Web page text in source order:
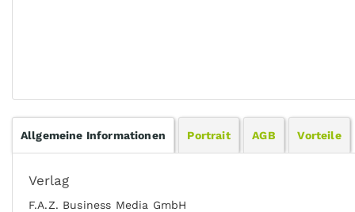
Allgemeine Informationen Portrait AGB Vorteile
Verlag
F.A.Z. Business Media GmbH